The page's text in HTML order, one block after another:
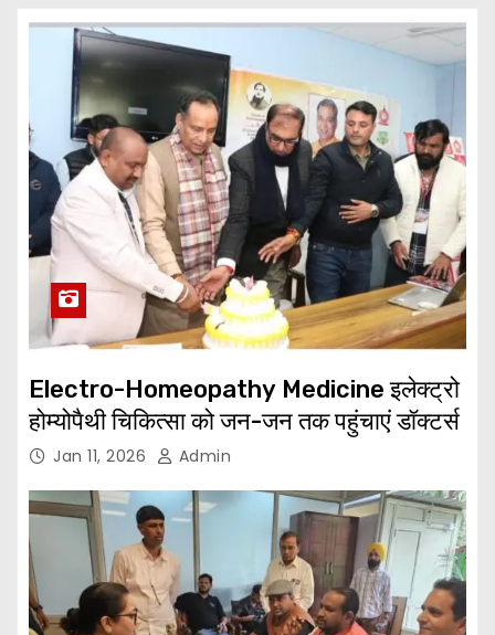
Electro-Homeopathy Medicine इलेक्ट्रो
होम्योपैथी चिकित्सा को जन-जन तक पहुंचाएं डॉक्टर्स
Jan 11, 2026 Admin